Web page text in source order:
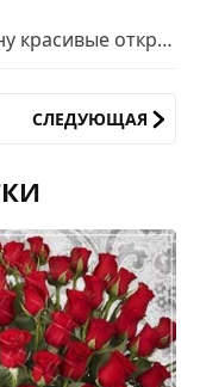
Богдану красивые открытки день рождения
СЛЕДУЮЩАЯ